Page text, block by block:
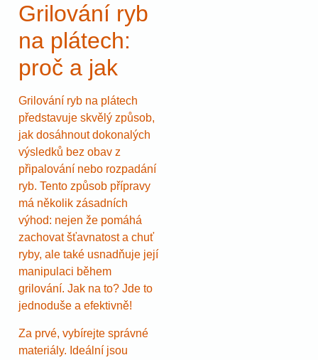
Grilování ryb
na plátech:
proč a jak
Grilování ryb na plátech
představuje skvělý způsob,
jak dosáhnout dokonalých
výsledků bez obav z
připalování nebo rozpadání
ryb. Tento způsob přípravy
má několik zásadních
výhod: nejen že pomáhá
zachovat šťavnatost a chuť
ryby, ale také usnadňuje její
manipulaci během
grilování. Jak na to? Jde to
jednoduše a efektivně!
Za prvé, vybírejte správné
materiály. Ideální jsou